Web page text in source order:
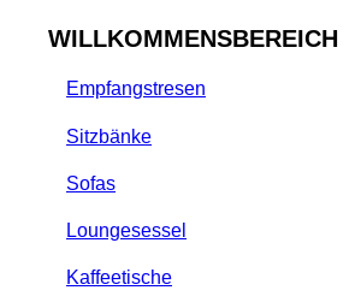
WILLKOMMENSBEREICH
Empfangstresen
Sitzbänke
Sofas
Loungesessel
Kaffeetische